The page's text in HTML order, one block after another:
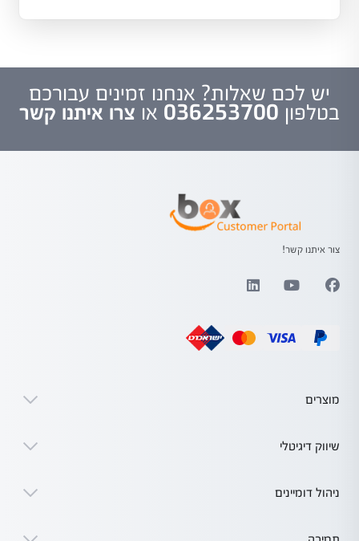
יש לכם שאלות? אנחנו זמינים עבורכם
בטלפון 036253700 או צרו איתנו קשר
צור איתנו קשר!
מוצרים
שיווק דיגיטלי
ניהול דומיינים